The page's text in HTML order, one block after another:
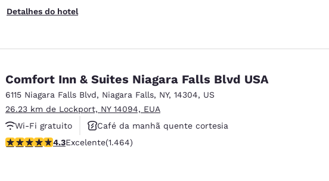
Detalhes do hotel
Comfort Inn & Suites Niagara Falls Blvd USA
6115 Niagara Falls Blvd, Niagara Falls, NY, 14304, US
26.23 km de Lockport, NY 14094, EUA
Wi-Fi gratuito
Café da manhã quente cortesia
Não fumante
classificação 4.35 estrelas. Excelente. 1464 avaliações
4.3Excelente(1.464)